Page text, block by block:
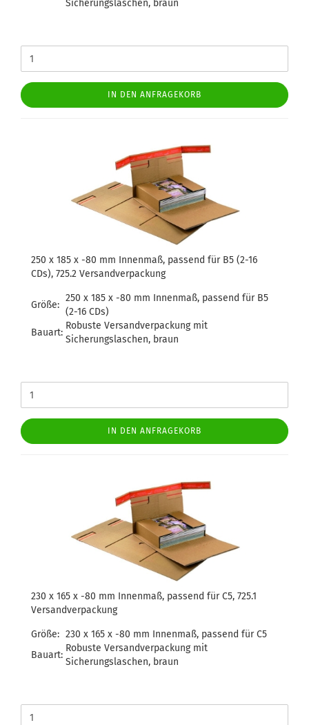
Sicherungslaschen, braun
IN DEN ANFRAGEKORB
250 x 185 x -80 mm Innenmaß, passend für B5 (2-16
CDs), 725.2 Versandverpackung
Größe:
250 x 185 x -80 mm Innenmaß, passend für B5
(2-16 CDs)
Bauart:
Robuste Versandverpackung mit
Sicherungslaschen, braun
IN DEN ANFRAGEKORB
230 x 165 x -80 mm Innenmaß, passend für C5, 725.1
Versandverpackung
Größe: 230 x 165 x -80 mm Innenmaß, passend für C5
Bauart:
Robuste Versandverpackung mit
Sicherungslaschen, braun